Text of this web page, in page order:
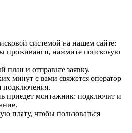
системой на нашем сайте:
проживания, нажмите поисковую
план и отправьте заявку.
минут с вами свяжется оператор
подключения.
приедет монтажник: подключит и
плату, чтобы пользоваться